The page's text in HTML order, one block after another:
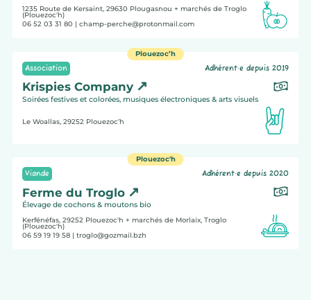
1235 Route de Kersaint, 29630 Plougasnou + marchés de Troglo
(Plouezoc'h)
06 52 03 31 80 | champ-perche@protonmail.com
Plouezoc’h
Association
Adhérent·e depuis 2019
Krispies Company
Soirées festives et colorées, musiques électroniques & arts visuels
Le Woallas, 29252 Plouezoc’h
Plouezoc'h
Viande
Adhérent·e depuis 2020
Ferme du Troglo
Élevage de cochons & moutons bio
Kerfénéfas, 29252 Plouezoc'h + marchés de Morlaix, Troglo
(Plouezoc'h)
06 59 19 19 58| troglo@gozmail.bzh